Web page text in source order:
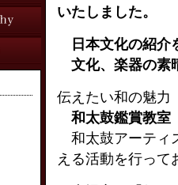
いたしました。
日本文化の紹介
文化、楽器の素
伝えたい和の魅力
和太鼓鑑賞教室
和太鼓アーティ
える活動を行って